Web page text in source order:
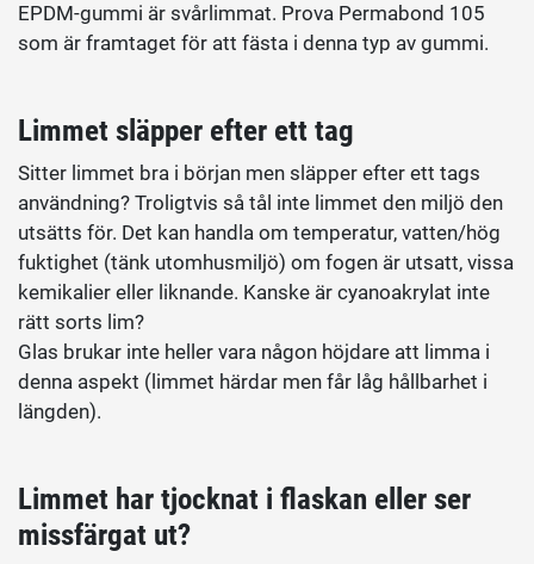
EPDM-gummi är svårlimmat. Prova Permabond 105
som är framtaget för att fästa i denna typ av gummi.
Limmet släpper efter ett tag
Sitter limmet bra i början men släpper efter ett tags
användning? Troligtvis så tål inte limmet den miljö den
utsätts för. Det kan handla om temperatur, vatten/hög
fuktighet (tänk utomhusmiljö) om fogen är utsatt, vissa
kemikalier eller liknande. Kanske är cyanoakrylat inte
rätt sorts lim?
Glas brukar inte heller vara någon höjdare att limma i
denna aspekt (limmet härdar men får låg hållbarhet i
längden).
Limmet har tjocknat i flaskan eller ser
missfärgat ut?